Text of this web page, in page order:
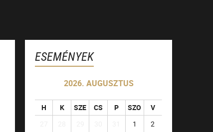
ESEMÉNYEK
2026. AUGUSZTUS
H K SZE CS P SZO V
1 2